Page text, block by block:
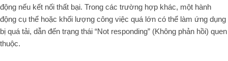
động nếu kết nối thất bại. Trong các trường hợp khác, một hành
động cụ thể hoặc khối lượng công việc quá lớn có thể làm ứng dụng
bị quá tải, dẫn đến trạng thái “Not responding” (Không phản hồi) quen
thuộc.